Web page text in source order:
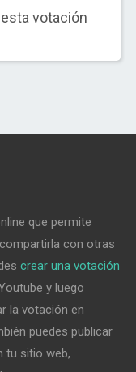
votación
que permite
con otras
crear una votación
y luego
la votación en
puedes publicar
tu sitio web,